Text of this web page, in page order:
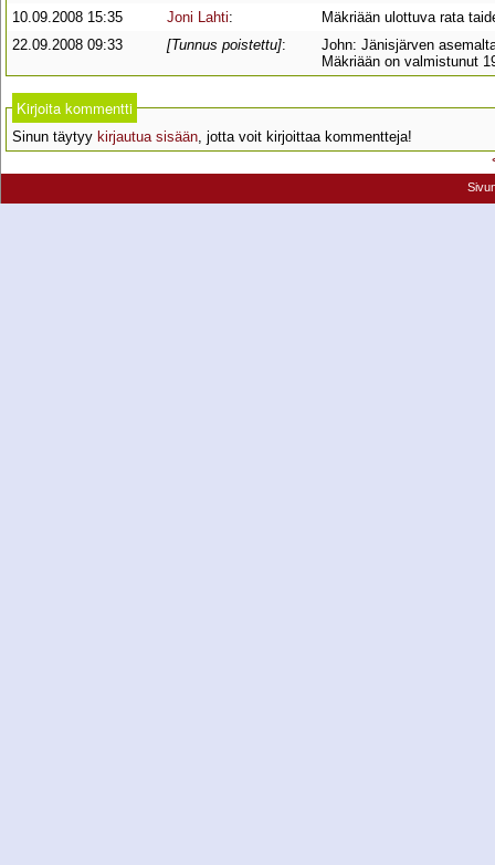
10.09.2008 15:35
Joni Lahti:
Mäkriään ulottuva rata
22.09.2008 09:33
[Tunnus poistettu]:
John: Jänisjärven
Mäkriään on valmistunut
Kirjoita kommentti
Sinun täytyy kirjautua sisään, jotta voit kirjoittaa kommentteja!